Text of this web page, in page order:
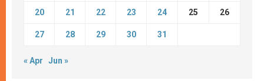
20 21 22 23 24 25 26
27 28 29 30 31
« Apr Jun »